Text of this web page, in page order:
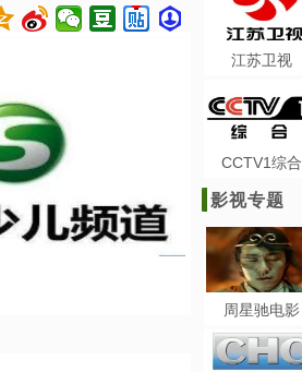
江苏卫视
CCTV1综合
影视专题
周星驰电影